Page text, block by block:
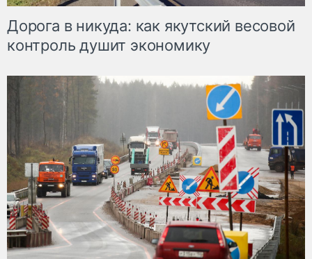
Дорога в никуда: как якутский весовой
контроль душит экономику